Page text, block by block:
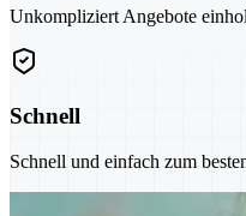
Unkompliziert Angebote
Schnell
Schnell und einfach zum